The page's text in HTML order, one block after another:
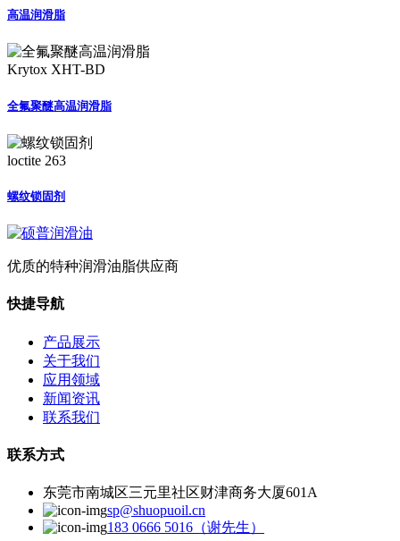
高温润滑脂
Krytox XHT-BD
全氟聚醚高温润滑脂
loctite 263
螺纹锁固剂
优质的特种润滑油脂供应商
快捷导航
产品展示
关于我们
应用领域
新闻资讯
联系我们
联系方式
东莞市南城区三元里社区财津商务大厦601A
sp@shuopuoil.cn
183 0666 5016（谢先生）